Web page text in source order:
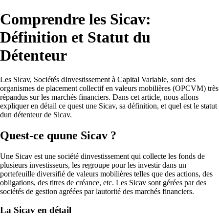
Comprendre les Sicav:
Définition et Statut du
Détenteur
Les Sicav, Sociétés dInvestissement à Capital Variable, sont des
organismes de placement collectif en valeurs mobilières (OPCVM) très
répandus sur les marchés financiers. Dans cet article, nous allons
expliquer en détail ce quest une Sicav, sa définition, et quel est le statut
dun détenteur de Sicav.
Quest-ce quune Sicav ?
Une Sicav est une société dinvestissement qui collecte les fonds de
plusieurs investisseurs, les regroupe pour les investir dans un
portefeuille diversifié de valeurs mobilières telles que des actions, des
obligations, des titres de créance, etc. Les Sicav sont gérées par des
sociétés de gestion agréées par lautorité des marchés financiers.
La Sicav en détail